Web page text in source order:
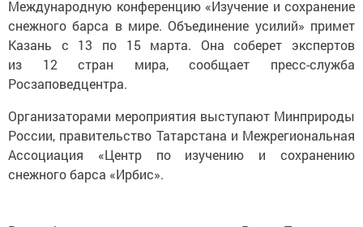
снежного барса в мире. Объединение усилий» примет
Казань с 13 по 15 марта. Она соберет экспертов
из 12 стран мира, сообщает пресс-служба
Росзаповедцентра.
России, правительство Татарстана и Межрегиональная
Ассоциация «Центр по изучению и сохранению
снежного барса «Ирбис».